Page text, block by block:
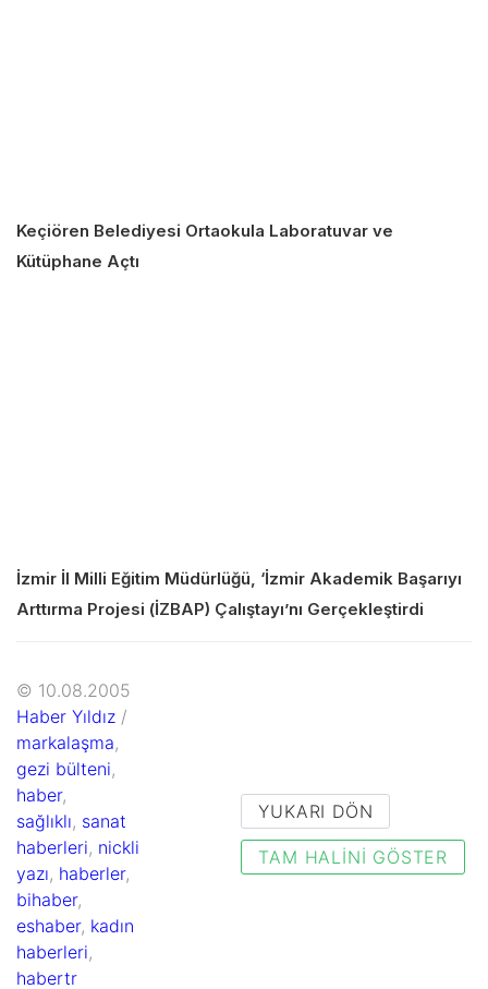
Keçiören Belediyesi Ortaokula Laboratuvar ve
Kütüphane Açtı
İzmir İl Milli Eğitim Müdürlüğü, ‘İzmir Akademik Başarıyı
Arttırma Projesi (İZBAP) Çalıştayı’nı Gerçekleştirdi
© 10.08.2005
Haber Yıldız /
markalaşma,
gezi bülteni,
haber,
sağlıklı, sanat
haberleri, nickli
yazı, haberler,
bihaber,
eshaber, kadın
haberleri,
habertr
YUKARI DÖN
TAM HALINI GÖSTER